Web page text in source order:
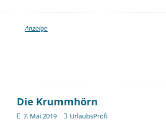
Die Krummhörn
7. Mai 2019 UrlaubsProfi